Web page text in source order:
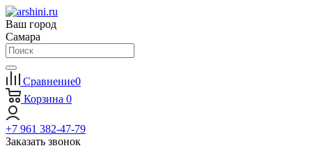
Ваш город
Самара
Сравнение0
Корзина 0
+7 961 382-47-79
Заказать звонок